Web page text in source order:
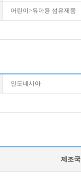
어린이>유아용 섬유제품
인도네시아
제조국